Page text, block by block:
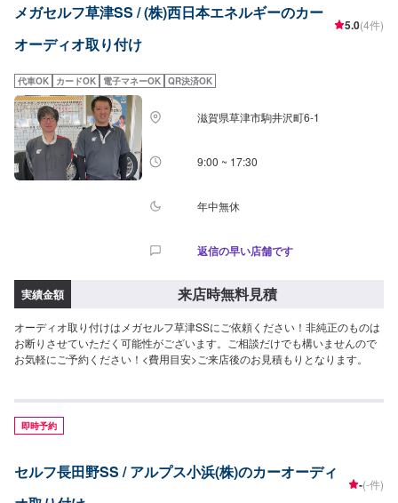
メガセルフ草津SS / (株)西日本エネルギーのカー
オーディオ取り付け
5.0(4件)
代車OK カードOK 電子マネーOK QR決済OK
滋賀県草津市駒井沢町6-1
9:00 ~ 17:30
年中無休
返信の早い店舗です
実績金額 来店時無料見積
オーディオ取り付けはメガセルフ草津SSにご依頼ください！非純正のものは
お断りさせていただく可能性がございます。ご相談だけでも構いませんので
お気軽にご予約ください！<費用目安>ご来店後のお見積もりとなります。
即時予約
セルフ長田野SS / アルプス小浜(株)のカーオーディ
-(-件)